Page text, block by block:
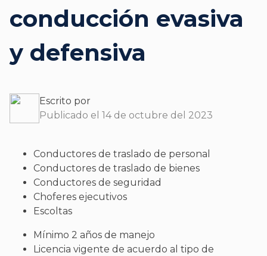
conducción evasiva
y defensiva
Escrito por
Publicado el 14 de octubre del 2023
Conductores de traslado de personal
Conductores de traslado de bienes
Conductores de seguridad
Choferes ejecutivos
Escoltas
Mínimo 2 años de manejo
Licencia vigente de acuerdo al tipo de